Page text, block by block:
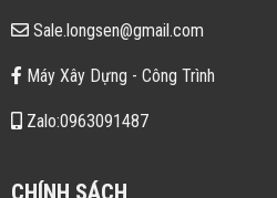
Sale.longsen@gmail.com
Máy Xây Dựng - Công Trình
Zalo:0963091487
CHÍNH SÁCH